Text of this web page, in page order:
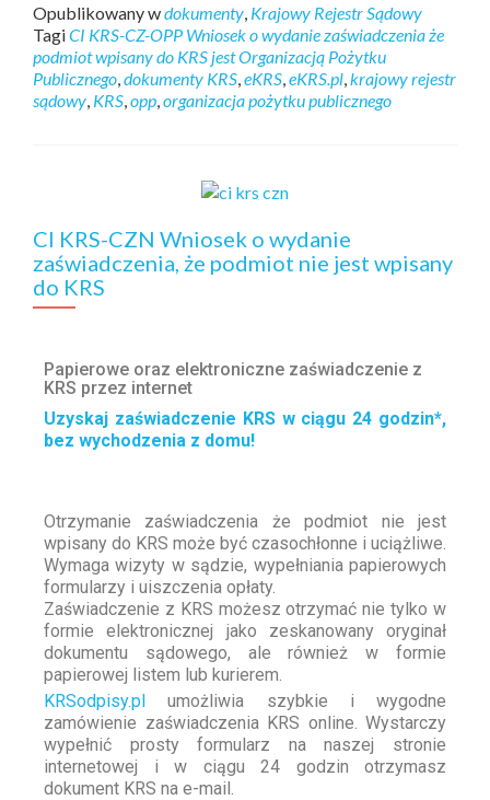
Opublikowany wdokumenty, Krajowy Rejestr Sądowy
TagiCI KRS-CZ-OPP Wniosek o wydanie zaświadczenia że
podmiot wpisany do KRS jest Organizacją Pożytku
Publicznego,dokumenty KRS,eKRS,eKRS.pl,krajowy rejestr
sądowy, KRS,opp,organizacja pożytku publicznego
CI KRS-CZN Wniosek o wydanie
zaświadczenia, że podmiot nie jest wpisany
do KRS
Papierowe oraz elektroniczne zaświadczenie z
KRS przez internet
Uzyskaj zaświadczenie KRS w ciągu 24 godzin*,
bez wychodzenia z domu!
Otrzymanie zaświadczenia że podmiot nie jest
wpisany do KRS może być czasochłonne i uciążliwe.
Wymaga wizyty w sądzie, wypełniania papierowych
formularzy i uiszczenia opłaty.
Zaświadczenie z KRS możesz otrzymać nie tylko w
formie elektronicznej jako zeskanowany oryginał
dokumentu sądowego, ale również w formie
papierowej listem lub kurierem.
KRSodpisy.pl umożliwia szybkie i wygodne
zamówienie zaświadczenia KRS online. Wystarczy
wypełnić prosty formularz na naszej stronie
internetowej i w ciągu 24 godzin otrzymasz
dokument KRS na e-mail.